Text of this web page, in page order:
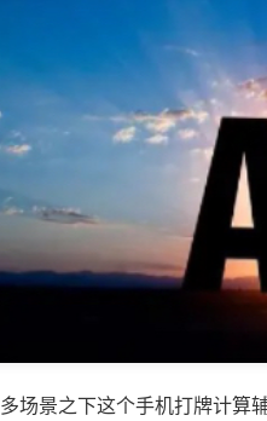
场景之下这个手机打牌计算